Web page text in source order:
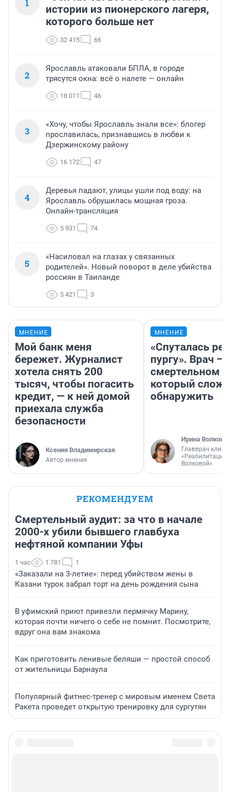
1
истории из пионерского лагеря,
которого больше нет
32 415 66
2
Ярославль атаковали БПЛА, в городе
трясутся окна: всё о налете — онлайн
18 011 46
3
«Хочу, чтобы Ярославль знали все»: блогер
прославилась, признавшись в любви к
Дзержинскому району
16 172 47
4
Деревья падают, улицы ушли под воду: на
Ярославль обрушилась мощная гроза.
Онлайн-трансляция
5 931 74
5
«Насиловал на глазах у связанных
родителей». Новый поворот в деле убийства
россиян в Таиланде
5 421 3
МНЕНИЕ
Мой банк меня
бережет. Журналист
хотела снять 200
тысяч, чтобы погасить
кредит, — к ней домой
приехала служба
безопасности
Ксения Владимирская
Автор мнения
МНЕНИЕ
«Спуталась
пургу». Врач —
смертельном
который
обнаружить
Ирина Волкова
Главврач
«Реабилитация
Волковой»
РЕКОМЕНДУЕМ
Смертельный аудит: за что в начале
2000-х убили бывшего главбуха
нефтяной компании Уфы
1 час 1 781 1
«Заказали на 3-летие»: перед убийством жены в
Казани турок забрал торт на день рождения сына
В уфимский приют привезли пермячку Марину,
которая почти ничего о себе не помнит. Посмотрите,
вдруг она вам знакома
Как приготовить ленивые беляши — простой способ
от жительницы Барнаула
Популярный фитнес-тренер с мировым именем Света
Ракета проведет открытую тренировку для сургутян